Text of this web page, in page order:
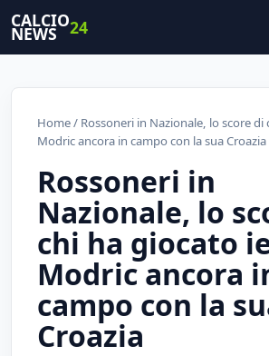
CALCIO
NEWS 24
Home/ Rossoneri in Nazionale, lo score di
Modric ancora in campo con la sua Croazia
Rossoneri in
Nazionale, lo
chi ha giocato
Modric ancora
campo con la
Croazia